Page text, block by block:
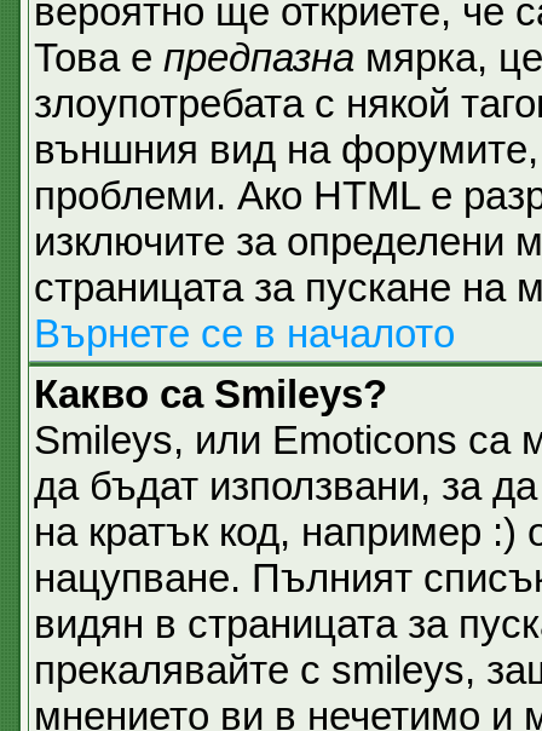
вероятно ще откриете, че
Това е предпазна мярка,
злоупотребата с някой
външния вид на форумите,
проблеми. Ако HTML е
изключите за определени
страницата за пускане на
Върнете се в началото
Какво са Smileys?
Smileys, или Emoticons са
да бъдат използвани, за
на кратък код, например :)
нацупване. Пълният
видян в страницата за
прекалявайте с smileys,
мнението ви в нечетимо и